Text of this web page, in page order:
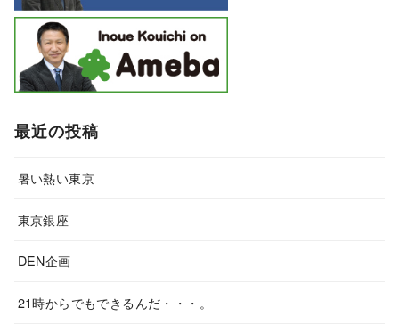
最近の投稿
暑い熱い東京
東京銀座
DEN企画
21時からでもできるんだ・・・。